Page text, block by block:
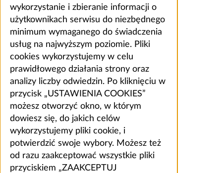
wykorzystanie i zbieranie informacji o
użytkownikach serwisu do niezbędnego
minimum wymaganego do świadczenia
usług na najwyższym poziomie. Pliki
cookies wykorzystujemy w celu
prawidłowego działania strony oraz
analizy liczby odwiedzin. Po kliknięciu w
przycisk „USTAWIENIA COOKIES”
możesz otworzyć okno, w którym
dowiesz się, do jakich celów
wykorzystujemy pliki cookie, i
potwierdzić swoje wybory. Możesz też
od razu zaakceptować wszystkie pliki
przyciskiem „ZAAKCEPTUJ